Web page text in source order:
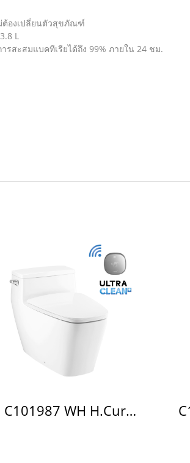
ต้องเปลี่ยนตัวสุขภัณฑ์
L
รสะสมแบคทีเรียได้ถึง 99% ภายใน 24 ชม.
C101987 WH H.Curve W/Touchless 4.8L